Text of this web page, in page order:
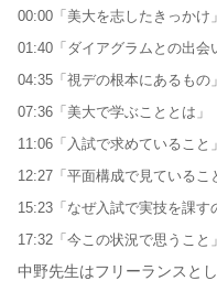
00:00「美大を志したきっかけ」
01:40「ダイアグラムとの出会
04:35「視デの根本にあるもの」
07:36「美大で学ぶこととは」
11:06「入試で求めていること」
12:27「平面構成で見ているこ
15:23「なぜ入試で実技を課す
17:32「今この状況で思うこと」
中野先生はフリーランスと